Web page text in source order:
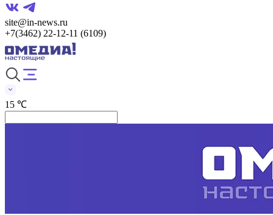
site@in-news.ru
+7(3462) 22-12-11 (6109)
15 ℃